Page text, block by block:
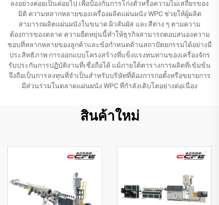
ลงอย่างค่อยเป็นค่อยไป เพื่อป้องกันการโก่งตัวหรือความไม่เสถียรของ
มิติ ความหลากหลายของเครื่องผลิตแผ่นผนัง WPC ช่วยให้ผู้ผลิต
สามารถผลิตแผ่นผนังในขนาด ผิวสัมผัส และสีต่าง ๆ ตามความ
ต้องการของตลาด ความยืดหยุ่นนี้ทำให้ธุรกิจสามารถตอบสนองความ
ชอบที่หลากหลายของลูกค้าและข้อกำหนดด้านสถาปัตยกรรมได้อย่างมี
ประสิทธิภาพ การออกแบบโครงสร้างที่แข็งแรงทนทานของเครื่องจักร
รับประกันการปฏิบัติงานที่เชื่อถือได้ แม้ภายใต้ตารางการผลิตที่เข้มข้น
จึงถือเป็นการลงทุนที่จำเป็นสำหรับบริษัทที่ต้องการก่อตั้งหรือขยายการ
มีส่วนร่วมในตลาดแผ่นผนัง WPC ที่กำลังเติบโตอย่างต่อเนื่อง
สินค้าใหม่